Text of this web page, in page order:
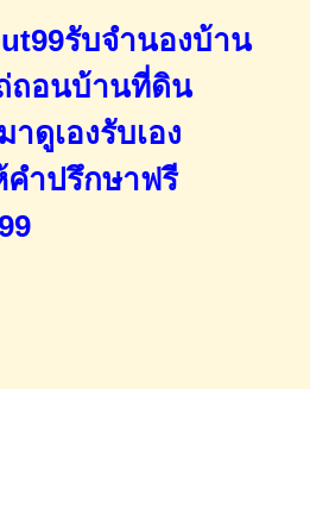
รับจำนองบ้าน
ถอนบ้านที่ดิน
ดูเองรับเอง
ำปรึกษาฟรี